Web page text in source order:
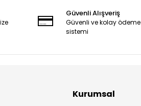
Güvenli Alışveriş
Güvenli ve kolay ödeme
sistemi
Kurumsal